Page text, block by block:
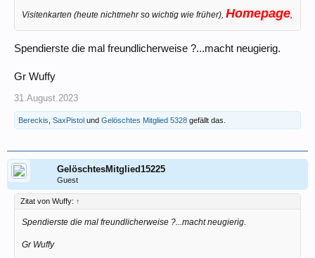
Visitenkarten (heute nichtmehr so wichtig wie früher), Homepage,
Spendierste die mal freundlicherweise ?...macht neugierig.
Gr Wuffy
31.August.2023
Bereckis SaxPistol und Gelöschtes Mitglied 5328 gefällt das.
GelöschtesMitglied15225
Guest
Zitat von Wuffy: ↑
Spendierste die mal freundlicherweise ?...macht neugierig.
Gr Wuffy